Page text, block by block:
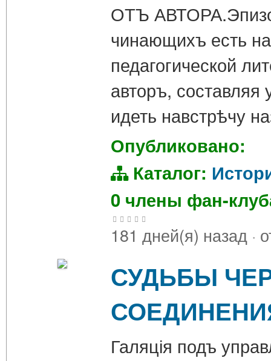
ОТЪ
чинающихъ есть
педагогической
авторъ,
идеть навстрѣчу
Опубликовано:
Каталог:
0 члены фан-
181 дней(я) назад ·
СУДЬБЫ
Галяція подъ